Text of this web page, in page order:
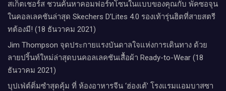
สเก็ตเชอร์ส ชวนค้นหาคอมฟอร์ทโซนในแบบของคุณกับ พัคซอจุน
ในคอลเลคชันล่าสุด Skechers D’Lites 4.0 รองเท้ารุ่นฮิตที่สายสตรี
ทต้องมี! (18 ธันวาคม 2021)
Jim Thompson จุดประกายแรงบันดาลใจแห่งการเดินทาง ด้วย
ลายปริ้นท์ใหม่ล่าสุดบนคอลเลคชันเสื้อผ้า Ready-to-Wear (18
ธันวาคม 2021)
บุปเฟ่ต์ติ่มซำสุดคุ้ม ที่ ห้อง​อาหารจีน​ ‘ฮ่องเต้’ โรงแรม​แอม​บาส​ซา​